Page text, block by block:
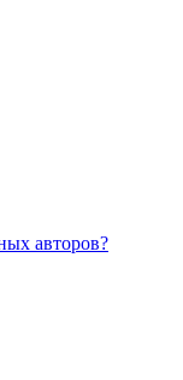
авторов?